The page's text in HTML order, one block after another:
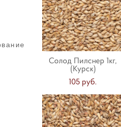
Солод Пилснер 1кг,
(Курск)
105 pуб.